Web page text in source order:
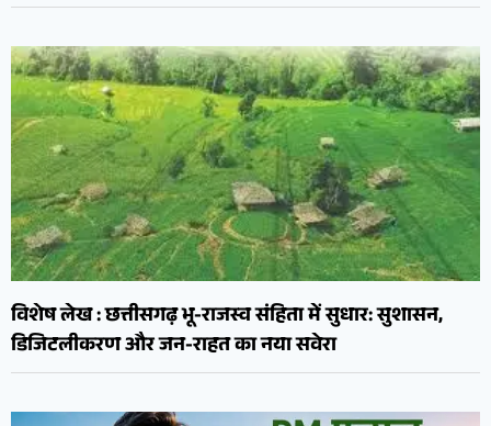
विशेष लेख : छत्तीसगढ़ भू-राजस्व संहिता में सुधार: सुशासन,
डिजिटलीकरण और जन-राहत का नया सवेरा